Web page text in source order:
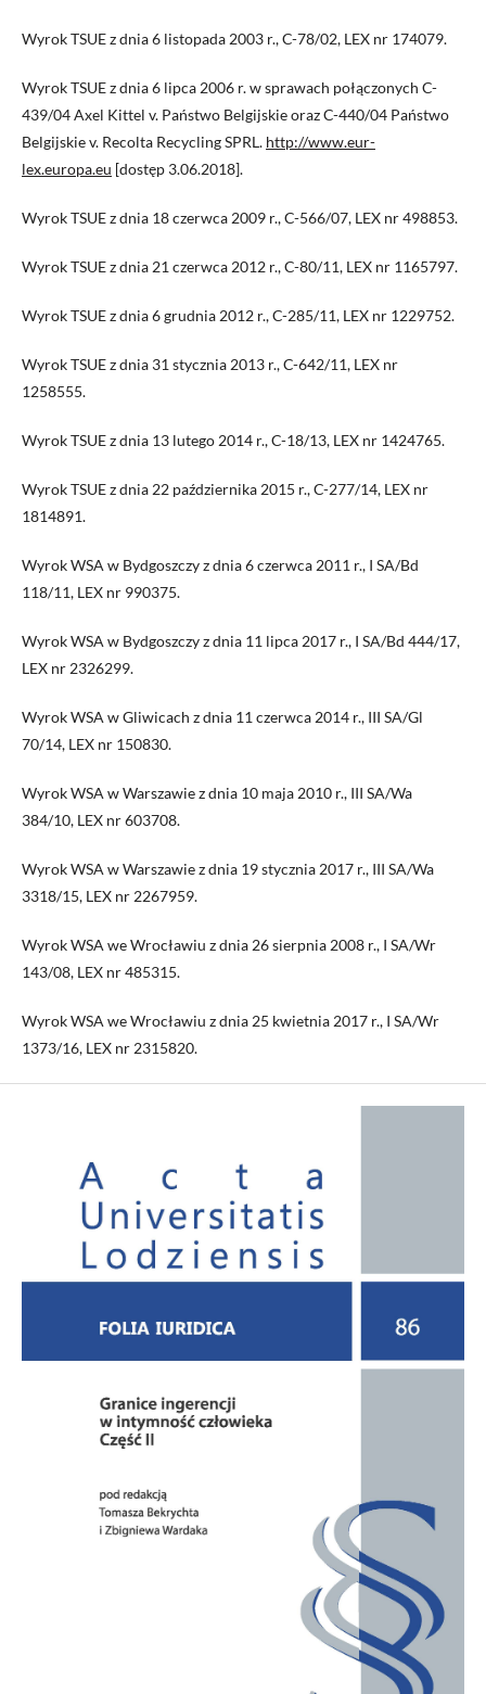
Wyrok TSUE z dnia 6 listopada 2003 r., C-78/02, LEX nr 174079.
Wyrok TSUE z dnia 6 lipca 2006 r. w sprawach połączonych C-
439/04 Axel Kittel v. Państwo Belgijskie oraz C-440/04 Państwo
Belgijskie v. Recolta Recycling SPRL. http://www.eur-
lex.europa.eu [dostęp 3.06.2018].
Wyrok TSUE z dnia 18 czerwca 2009 r., C-566/07, LEX nr 498853.
Wyrok TSUE z dnia 21 czerwca 2012 r., C-80/11, LEX nr 1165797.
Wyrok TSUE z dnia 6 grudnia 2012 r., C-285/11, LEX nr 1229752.
Wyrok TSUE z dnia 31 stycznia 2013 r., C-642/11, LEX nr
1258555.
Wyrok TSUE z dnia 13 lutego 2014 r., C-18/13, LEX nr 1424765.
Wyrok TSUE z dnia 22 października 2015 r., C-277/14, LEX nr
1814891.
Wyrok WSA w Bydgoszczy z dnia 6 czerwca 2011 r., I SA/Bd
118/11, LEX nr 990375.
Wyrok WSA w Bydgoszczy z dnia 11 lipca 2017 r., I SA/Bd 444/17,
LEX nr 2326299.
Wyrok WSA w Gliwicach z dnia 11 czerwca 2014 r., III SA/Gl
70/14, LEX nr 150830.
Wyrok WSA w Warszawie z dnia 10 maja 2010 r., III SA/Wa
384/10, LEX nr 603708.
Wyrok WSA w Warszawie z dnia 19 stycznia 2017 r., III SA/Wa
3318/15, LEX nr 2267959.
Wyrok WSA we Wrocławiu z dnia 26 sierpnia 2008 r., I SA/Wr
143/08, LEX nr 485315.
Wyrok WSA we Wrocławiu z dnia 25 kwietnia 2017 r., I SA/Wr
1373/16, LEX nr 2315820.